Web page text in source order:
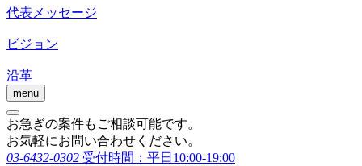
代表メッセージ
ビジョン
沿革
menu
お急ぎの案件もご相談可能です。
お気軽にお問い合わせください。
03-6432-0302 受付時間：平日10:00-19:00